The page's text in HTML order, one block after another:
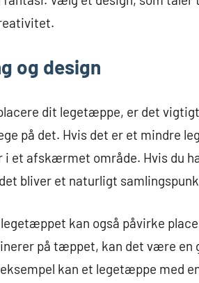
og design
dit legetæppe, er det
på det. Hvis det er et mindre
et afskærmet område. Hvis du
bliver et naturligt
kan også påvirke
på tæppet, kan det være en
kan et legetæppe med